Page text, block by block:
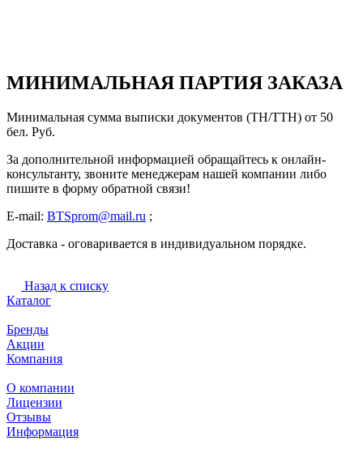
МИНИМАЛЬНАЯ ПАРТИЯ ЗАКАЗА
Минимальная сумма выписки документов (ТН/ТТН) от 50
бел. Руб.
За дополнительной информацией обращайтесь к онлайн-
консультанту, звоните менеджерам нашей компании либо
пишите в форму обратной связи!
E-mail: BTSprom@mail.ru ;
Доставка - оговаривается в индивидуальном порядке.
Назад к списку
Каталог
Бренды
Акции
Компания
О компании
Лицензии
Отзывы
Информация